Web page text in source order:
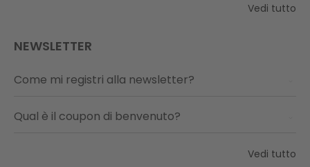
Vedi tutto
NEWSLETTER
Come mi registri alla newsletter?
Qual è il coupon di benvenuto?
Vedi tutto